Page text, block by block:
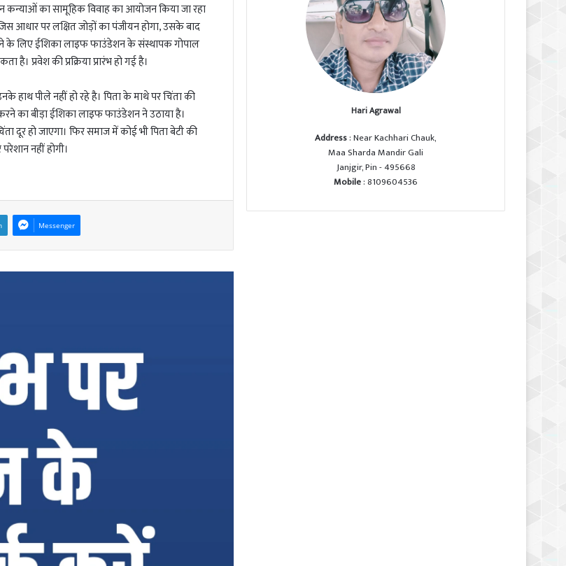
का सामूहिक विवाह का आयोजन किया जा रहा
आधार पर लक्षित जोड़ों का पंजीयन होगा, उसके बाद
के लिए ईशिका लाइफ फाउंडेशन के संस्थापक गोपाल
प्रवेश की प्रक्रिया प्रारंभ हो गई है।
हाथ पीले नहीं हो रहे है। पिता के माथे पर चिंता की
का बीड़ा ईशिका लाइफ फाउंडेशन ने उठाया है।
दूर हो जाएगा। फिर समाज में कोई भी पिता बेटी की
नहीं होगी।
Messenger
Hari Agrawal
Address: Near Kachhari Chauk,
Maa Sharda Mandir Gali
Janjgir, Pin - 495668
Mobile: 8109604536